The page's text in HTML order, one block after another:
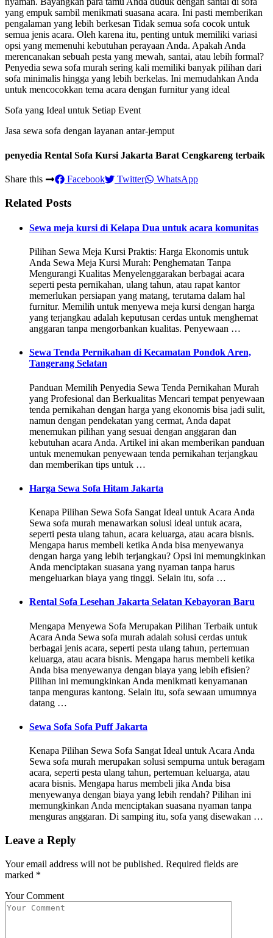
yang empuk sambil menikmati suasana acara. Ini pasti memberikan
pengalaman yang lebih berkesan Tidak semua sofa cocok untuk
semua jenis acara. Oleh karena itu, penting untuk memiliki variasi
opsi yang memenuhi kebutuhan perayaan Anda. Apakah Anda
merencanakan sebuah pesta yang mewah, santai, atau lebih formal?
Penyedia sewa sofa murah sering kali memiliki banyak pilihan dari
sofa minimalis hingga yang lebih berkelas. Ini memudahkan Anda
untuk mencocokkan tema acara dengan furnitur yang ideal
Sofa yang Ideal untuk Setiap Event
Jasa sewa sofa dengan layanan antar-jemput
penyedia Rental Sofa Kursi Jakarta Barat Cengkareng terbaik
Share this Facebook Twitter WhatsApp
Related Posts
Sewa meja kursi di Kelapa Dua untuk acara komunitas
Pilihan Sewa Meja Kursi Praktis: Harga Ekonomis untuk
Anda Sewa Meja Kursi Murah: Penghematan Tanpa
Mengurangi Kualitas Menyelenggarakan berbagai acara
seperti pesta pernikahan, ulang tahun, atau rapat kantor
memerlukan persiapan yang matang, terutama dalam hal
furnitur. Memilih untuk menyewa meja kursi dengan harga
yang terjangkau adalah keputusan cerdas untuk menghemat
anggaran tanpa mengorbankan kualitas. Penyewaan …
Sewa Tenda Pernikahan di Kecamatan Pondok Aren,
Tangerang Selatan
Panduan Memilih Penyedia Sewa Tenda Pernikahan Murah
yang Profesional dan Berkualitas Mencari tempat penyewaan
tenda pernikahan dengan harga yang ekonomis bisa jadi sulit,
namun dengan pendekatan yang cermat, Anda dapat
menemukan pilihan yang sesuai dengan anggaran dan
kebutuhan acara Anda. Artikel ini akan memberikan panduan
untuk menemukan penyewaan tenda pernikahan terjangkau
dan memberikan tips untuk …
Harga Sewa Sofa Hitam Jakarta
Kenapa Pilihan Sewa Sofa Sangat Ideal untuk Acara Anda
Sewa sofa murah menawarkan solusi ideal untuk acara,
seperti pesta ulang tahun, acara keluarga, atau acara bisnis.
Mengapa harus membeli ketika Anda bisa menyewanya
dengan harga yang lebih terjangkau? Opsi ini memungkinkan
Anda menciptakan suasana yang nyaman tanpa harus
mengeluarkan biaya yang tinggi. Selain itu, sofa …
Rental Sofa Lesehan Jakarta Selatan Kebayoran Baru
Mengapa Menyewa Sofa Merupakan Pilihan Terbaik untuk
Acara Anda Sewa sofa murah adalah solusi cerdas untuk
berbagai jenis acara, seperti pesta ulang tahun, pertemuan
keluarga, atau acara bisnis. Mengapa harus membeli ketika
Anda bisa menyewanya dengan biaya yang lebih efisien?
Pilihan ini memungkinkan Anda menikmati kenyamanan
tanpa menguras kantong. Selain itu, sofa sewaan umumnya
datang …
Sewa Sofa Sofa Puff Jakarta
Kenapa Pilihan Sewa Sofa Sangat Ideal untuk Acara Anda
Sewa sofa murah merupakan solusi sempurna untuk beragam
acara, seperti pesta ulang tahun, pertemuan keluarga, atau
acara bisnis. Mengapa harus membeli jika Anda bisa
menyewanya dengan biaya yang lebih rendah? Pilihan ini
memungkinkan Anda menciptakan suasana nyaman tanpa
menguras anggaran. Di samping itu, sofa yang disewakan …
Leave a Reply
Your email address will not be published. Required fields are
marked *
Your Comment